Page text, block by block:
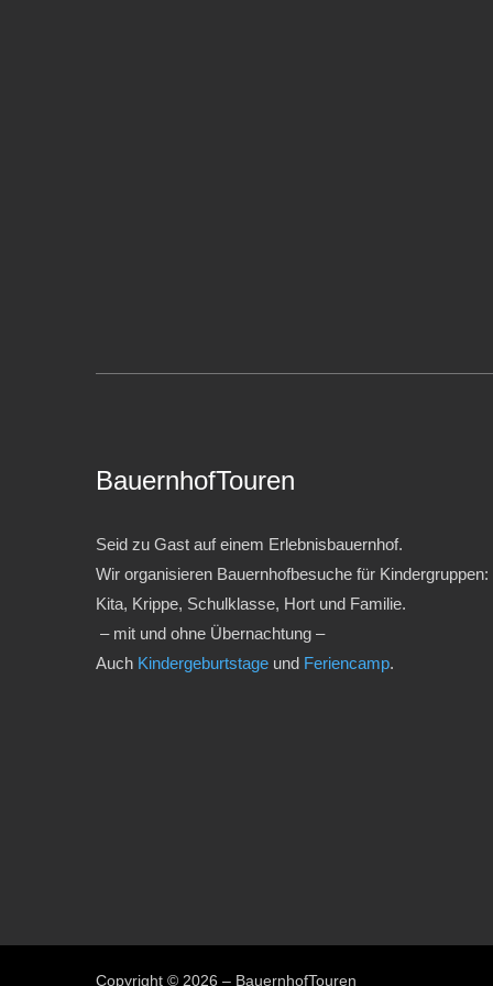
BauernhofTouren
Seid zu Gast auf einem Erlebnisbauernhof.
Wir organisieren Bauernhofbesuche für Kindergruppen:
Kita, Krippe, Schulklasse, Hort und Familie.
– mit und ohne Übernachtung –
Auch Kindergeburtstage und Feriencamp.
Copyright © 2026 – BauernhofTouren